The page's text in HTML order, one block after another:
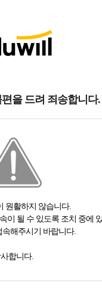
을 드려 죄송합니다.
원활하지 않습니다.
이 될 수 있도록 조치 중에
속해주시기 바랍니다.
합니다.